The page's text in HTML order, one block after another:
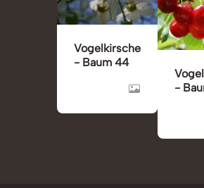
Vogelkirsche
- Baum 44
-